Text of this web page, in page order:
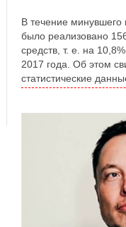
В течение
было реализовано
средств, т. е. на
2017 года. Об этом
статистические